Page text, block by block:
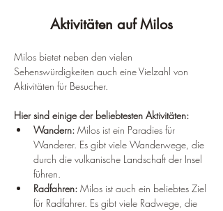
Aktivitäten auf Milos
Milos bietet neben den vielen
Sehenswürdigkeiten auch eine Vielzahl von
Aktivitäten für Besucher.
Hier sind einige der beliebtesten Aktivitäten:
Wandern: Milos ist ein Paradies für
Wanderer. Es gibt viele Wanderwege, die
durch die vulkanische Landschaft der Insel
führen.
Radfahren: Milos ist auch ein beliebtes Ziel
für Radfahrer. Es gibt viele Radwege, die